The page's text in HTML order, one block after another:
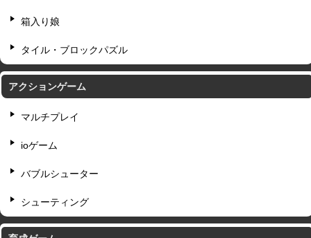
箱入り娘
タイル・ブロックパズル
アクションゲーム
マルチプレイ
ioゲーム
バブルシューター
シューティング